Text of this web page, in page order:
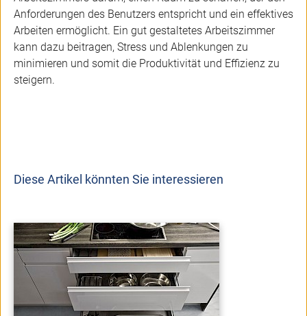
Anforderungen des Benutzers entspricht und ein effektives
Arbeiten ermöglicht. Ein gut gestaltetes Arbeitszimmer
kann dazu beitragen, Stress und Ablenkungen zu
minimieren und somit die Produktivität und Effizienz zu
steigern.
Diese Artikel könnten Sie interessieren